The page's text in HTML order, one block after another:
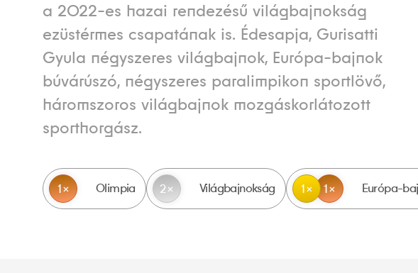
a 2022-es hazai rendezésű világbajnokság
ezüstérmes csapatának is. Édesapja, Gurisatti
Gyula négyszeres világbajnok, Európa-bajnok
búvárúszó, négyszeres paralimpikon sportlövő,
háromszoros világbajnok mozgáskorlátozott
sporthorgász.
1 Olimpia 2 Világbajnokság 1 1 Európa-